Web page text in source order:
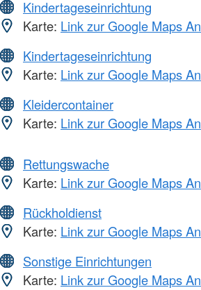
Kindertageseinrichtung
Karte: Link zur Google Maps
Kindertageseinrichtung
Karte: Link zur Google Maps
Kleidercontainer
Karte: Link zur Google Maps
Rettungswache
Karte: Link zur Google Maps
Rückholdienst
Karte: Link zur Google Maps
Sonstige Einrichtungen
Karte: Link zur Google Maps